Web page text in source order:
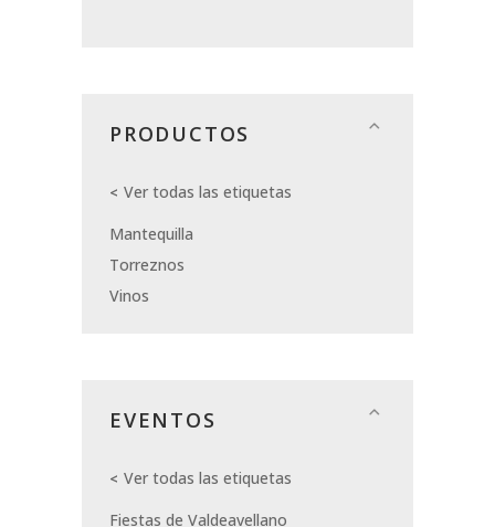
PRODUCTOS
Ver todas las etiquetas
Mantequilla
Torreznos
Vinos
EVENTOS
Ver todas las etiquetas
Fiestas de Valdeavellano